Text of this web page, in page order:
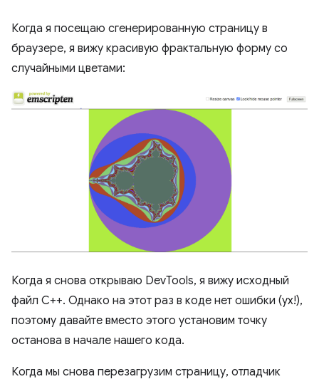
Когда я посещаю сгенерированную страницу в
браузере, я вижу красивую фрактальную форму со
случайными цветами:
Когда я снова открываю DevTools, я вижу исходный
файл C++. Однако на этот раз в коде нет ошибки (ух!),
поэтому давайте вместо этого установим точку
останова в начале нашего кода.
Когда мы снова перезагрузим страницу, отладчик